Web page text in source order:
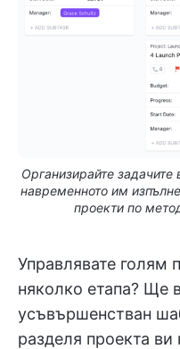
Организирайте
навременното им
проекти по
Управлявате голям
няколко етапа? Ще
усъвършенстван
разделя проекта